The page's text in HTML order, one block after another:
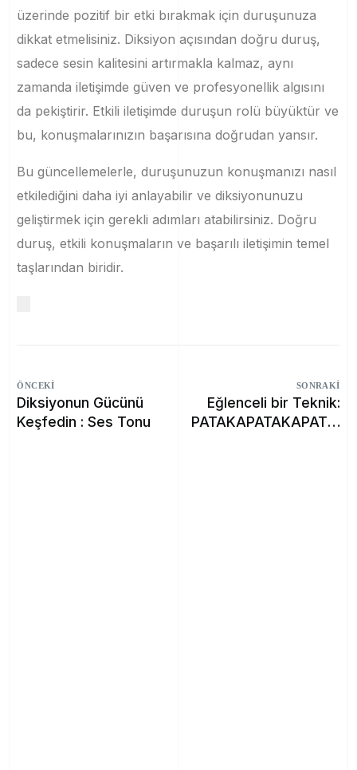
üzerinde pozitif bir etki bırakmak için duruşunuza
dikkat etmelisiniz. Diksiyon açısından doğru duruş,
sadece sesin kalitesini artırmakla kalmaz, aynı
zamanda iletişimde güven ve profesyonellik algısını
da pekiştirir. Etkili iletişimde duruşun rolü büyüktür ve
bu, konuşmalarınızın başarısına doğrudan yansır.
Bu güncellemelerle, duruşunuzun konuşmanızı nasıl
etkilediğini daha iyi anlayabilir ve diksiyonunuzu
geliştirmek için gerekli adımları atabilirsiniz. Doğru
duruş, etkili konuşmaların ve başarılı iletişimin temel
taşlarından biridir.
ÖNCEKI
Diksiyonun Gücünü
Keşfedin : Ses Tonu
SONRAKI
Eğlenceli bir Teknik: